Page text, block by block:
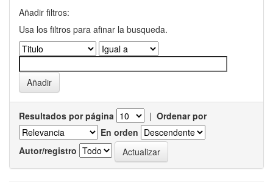
Añadir filtros:
Usa los filtros para afinar la busqueda.
Resultados por página | Ordenar por
En orden
Autor/registro